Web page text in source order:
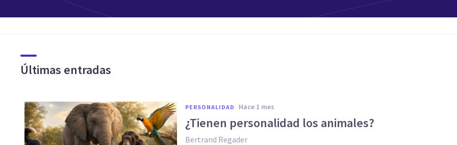
Últimas entradas
PERSONALIDAD hace 1 mes
¿Tienen personalidad los animales?
Bertrand Regader